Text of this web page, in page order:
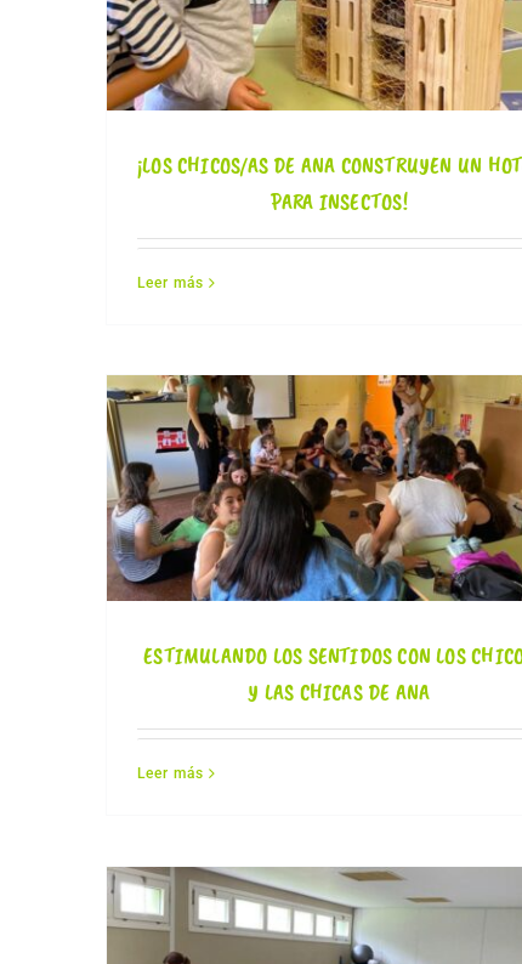
¡LOS CHICOS/AS DE ANA CONSTRUYEN UN
PARA INSECTOS!
Leer más
ESTIMULANDO LOS SENTIDOS CON LOS
Y LAS CHICAS DE ANA
Leer más